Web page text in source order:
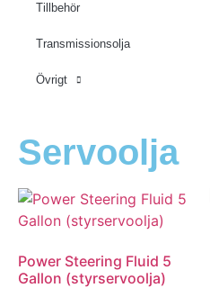
Tillbehör
Transmissionsolja
Övrigt
Servoolja
Power Steering Fluid 5
Gallon (styrservoolja)